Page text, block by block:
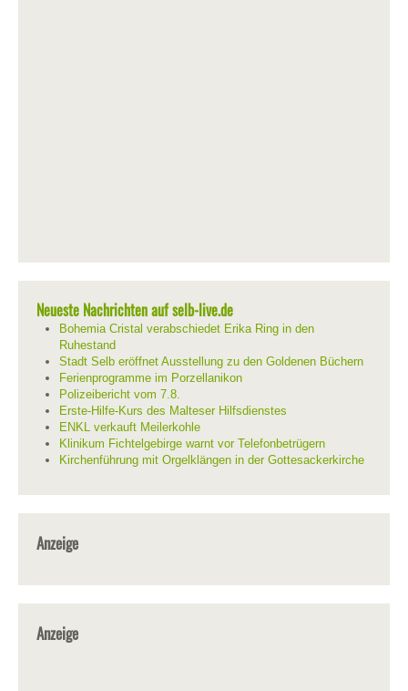
Neueste Nachrichten auf selb-live.de
Bohemia Cristal verabschiedet Erika Ring in den
Ruhestand
Stadt Selb eröffnet Ausstellung zu den Goldenen Büchern
Ferienprogramme im Porzellanikon
Polizeibericht vom 7.8.
Erste-Hilfe-Kurs des Malteser Hilfsdienstes
ENKL verkauft Meilerkohle
Klinikum Fichtelgebirge warnt vor Telefonbetrügern
Kirchenführung mit Orgelklängen in der Gottesackerkirche
Anzeige
Anzeige